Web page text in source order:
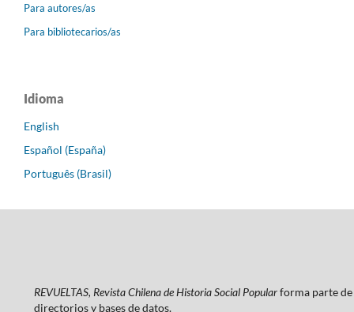
Para autores/as
Para bibliotecarios/as
Idioma
English
Español (España)
Português (Brasil)
REVUELTAS, Revista Chilena de Historia Social Popularforma parte de
directorios y bases de datos.